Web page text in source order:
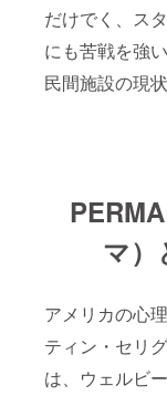
だけでく、ス
にも苦戦を強
民間施設の現状
マ）
アメリカの心
ティン・セリ
は、ウェルビ